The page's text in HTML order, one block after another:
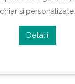
chiar si personalizate.
Detalii